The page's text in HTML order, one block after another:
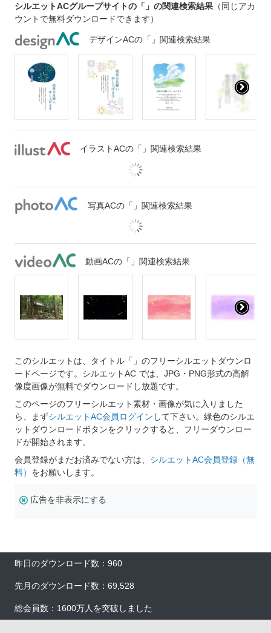
シルエットACグループサイトの「」の関連検索結果 （同じアカ
ウントで無料ダウンロードできます）
デザインACの「」関連検索結果
イラストACの「」関連検索結果
写真ACの「」関連検索結果
動画ACの「」関連検索結果
このシルエットは、タイトル「」のフリーシルエットダウンロ
ードページです。シルエットAC では、JPG・PNG形式の高解
像度画像が無料でダウンロードし放題です。
このページのフリーシルエット素材・画像が気に入りました
ら、まずシルエットAC会員ログイン して下さい。緑色のシルエ
ットダウンロードボタンをクリックすると、フリーダウンロー
ドが開始されます。
会員登録がまだお済みでない方は、 シルエットAC会員登録（無
料） をお願いします。
広告を非表示にする
昨日のダウンロード数：960
先月のダウンロード数：69,528
総会員数：1600万人を突破しました